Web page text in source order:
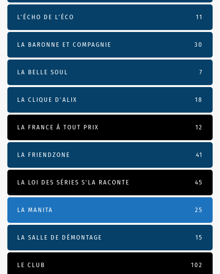
L’ÉCHO DE L’ÉCO 11
LA BARONNE ET COMPAGNIE 30
LA BELLE SOUL 7
LA CLIQUE D'ALIX 18
LA FRANCE À TOUT PRIX 12
LA FRIENDZONE 41
LA LOI DES SÉRIES S'LA RACONTE 45
LA MANITA 25
LA SALLE DE DÉMONTAGE 15
LE CLUB 102